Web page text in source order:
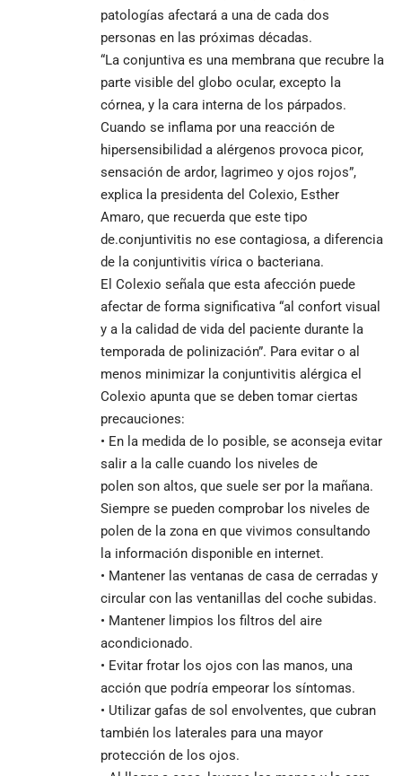
patologías afectará a una de cada dos
personas en las próximas décadas.
“La conjuntiva es una membrana que recubre la
parte visible del globo ocular, excepto la
córnea, y la cara interna de los párpados.
Cuando se inflama por una reacción de
hipersensibilidad a alérgenos provoca picor,
sensación de ardor, lagrimeo y ojos rojos”,
explica la presidenta del Colexio, Esther
Amaro, que recuerda que este tipo
de.conjuntivitis no ese contagiosa, a diferencia
de la conjuntivitis vírica o bacteriana.
El Colexio señala que esta afección puede
afectar de forma significativa “al confort visual
y a la calidad de vida del paciente durante la
temporada de polinización”. Para evitar o al
menos minimizar la conjuntivitis alérgica el
Colexio apunta que se deben tomar ciertas
precauciones:
• En la medida de lo posible, se aconseja evitar
salir a la calle cuando los niveles de
polen son altos, que suele ser por la mañana.
Siempre se pueden comprobar los niveles de
polen de la zona en que vivimos consultando
la información disponible en internet.
• Mantener las ventanas de casa de cerradas y
circular con las ventanillas del coche subidas.
• Mantener limpios los filtros del aire
acondicionado.
• Evitar frotar los ojos con las manos, una
acción que podría empeorar los síntomas.
• Utilizar gafas de sol envolventes, que cubran
también los laterales para una mayor
protección de los ojos.